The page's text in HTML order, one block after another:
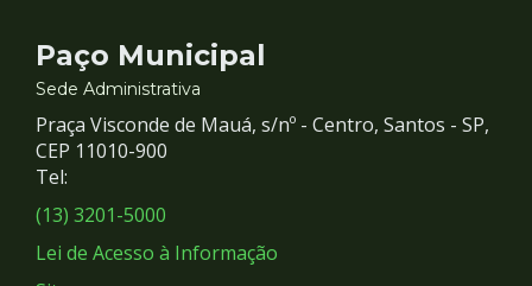
Contato
e
Redes
Sociais
Paço Municipal
Sede Administrativa
Praça Visconde de Mauá, s/nº - Centro, Santos - SP,
CEP 11010-900
Tel:
(13) 3201-5000
Lei de Acesso à Informação